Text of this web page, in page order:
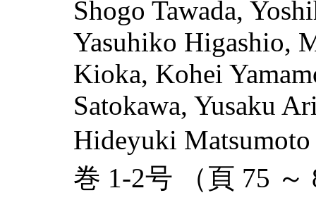
Shogo Tawada,
Yasuhiko Higashio,
Kioka, Kohei
Satokawa, Yusaku
Hideyuki
巻 1-2号 （頁 75